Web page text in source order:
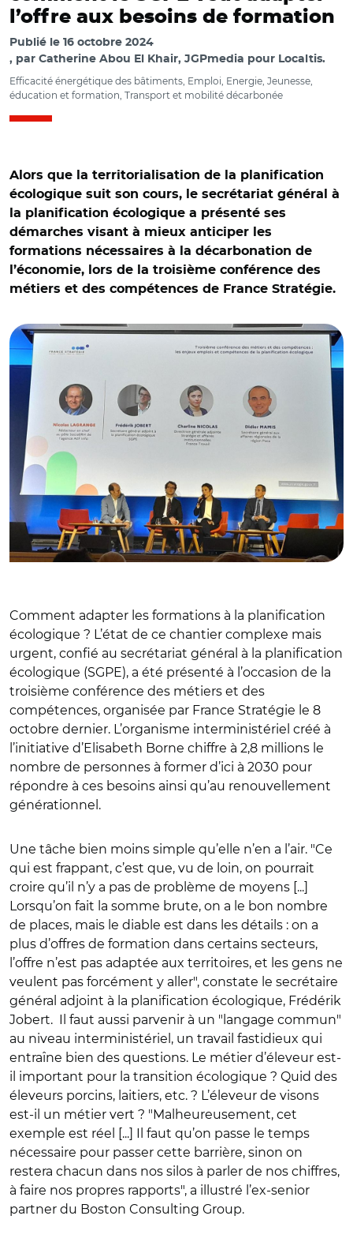
l’offre aux besoins de formation
Publié le 16 octobre 2024
par Catherine Abou El Khair, JGPmedia pour Localtis.
Efficacité énergétique des bâtiments, Emploi, Energie, Jeunesse,
éducation et formation, Transport et mobilité décarbonée
Alors que la territorialisation de la planification
écologique suit son cours, le secrétariat général à
la planification écologique a présenté ses
démarches visant à mieux anticiper les
formations nécessaires à la décarbonation de
l’économie, lors de la troisième conférence des
métiers et des compétences de France Stratégie.
© @FranceTravail/ Nicolas Lagrange, Frédérick Jobert,
Comment adapter les formations à la planification
écologique ? L’état de ce chantier complexe mais
urgent, confié au secrétariat général à la planification
écologique (SGPE), a été présenté à l’occasion de la
troisième conférence des métiers et des
compétences, organisée par France Stratégie le 8
octobre dernier. L’organisme interministériel créé à
l’initiative d’Elisabeth Borne chiffre à 2,8 millions le
nombre de personnes à former d’ici à 2030 pour
répondre à ces besoins ainsi qu’au renouvellement
générationnel.
Une tâche bien moins simple qu’elle n’en a l’air. "Ce
qui est frappant, c’est que, vu de loin, on pourrait
croire qu’il n’y a pas de problème de moyens [...]
Lorsqu’on fait la somme brute, on a le bon nombre
de places, mais le diable est dans les détails : on a
plus d’offres de formation dans certains secteurs,
l’offre n’est pas adaptée aux territoires, et les gens ne
veulent pas forcément y aller", constate le secrétaire
général adjoint à la planification écologique, Frédérik
Jobert. Il faut aussi parvenir à un "langage commun"
au niveau interministériel, un travail fastidieux qui
entraîne bien des questions. Le métier d’éleveur est-
il important pour la transition écologique ? Quid des
éleveurs porcins, laitiers, etc. ? L’éleveur de visons
est-il un métier vert ? "Malheureusement, cet
exemple est réel [...] Il faut qu’on passe le temps
nécessaire pour passer cette barrière, sinon on
restera chacun dans nos silos à parler de nos chiffres,
à faire nos propres rapports", a illustré l’ex-senior
partner du Boston Consulting Group.